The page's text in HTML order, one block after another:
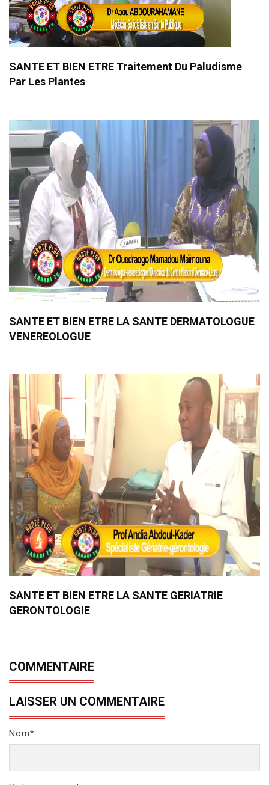
SANTE ET BIEN ETRE Traitement Du Paludisme
Par Les Plantes
SANTE ET BIEN ETRE LA SANTE DERMATOLOGUE
VENEREOLOGUE
SANTE ET BIEN ETRE LA SANTE GERIATRIE
GERONTOLOGIE
COMMENTAIRE
LAISSER UN COMMENTAIRE
Nom*